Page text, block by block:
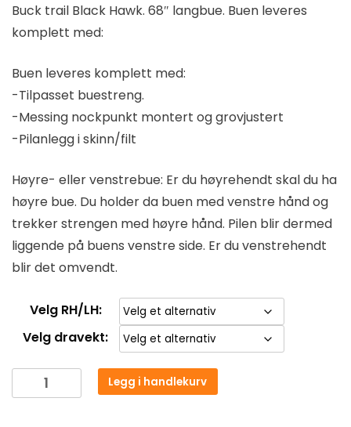
Buck trail Black Hawk. 68″ langbue. Buen leveres
komplett med:
Buen leveres komplett med:
-Tilpasset buestreng.
-Messing nockpunkt montert og grovjustert
-Pilanlegg i skinn/filt
Høyre- eller venstrebue: Er du høyrehendt skal du ha
høyre bue. Du holder da buen med venstre hånd og
trekker strengen med høyre hånd. Pilen blir dermed
liggende på buens venstre side. Er du venstrehendt
blir det omvendt.
Velg RH/LH:
Velg dravekt:
Legg i handlekurv